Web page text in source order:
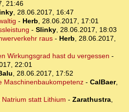
21:46
, 28.06.2017, 16:47
- Herb, 28.06.2017, 17:01
- Slinky, 28.06.2017, 18:03
raus- Herb, 28.06.2017,
Wirkungsgrad hast du vergessen -
22:01
, 28.06.2017, 17:52
Maschinenbaukompetenz- CalBaer,
statt Lithium - Zarathustra,